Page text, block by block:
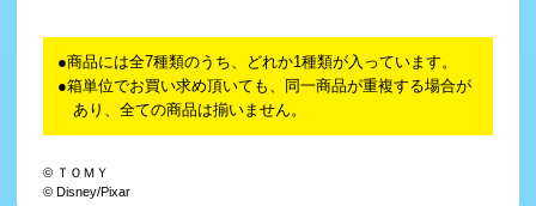
商品には全7種類のうち、どれか1種類が入っています。
箱単位でお買い求め頂いても、同一商品が重複する場合が
あり、全ての商品は揃いません。
© ＴＯＭＹ
© Disney/Pixar